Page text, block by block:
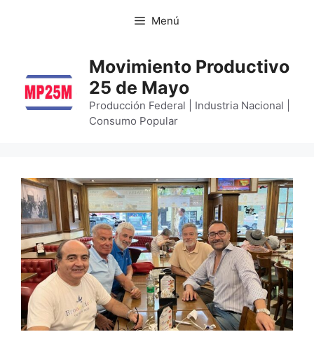
Menú
Movimiento Productivo
25 de Mayo
Producción Federal | Industria Nacional |
Consumo Popular